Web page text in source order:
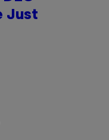
Just